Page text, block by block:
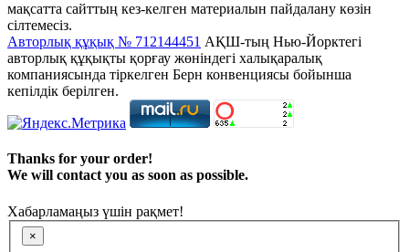
мақсатта сайттың кез-келген материалын пайдалану көзін
сілтемесіз.
Авторлық құқық № 712144451 АҚШ-тың Нью-Йорктегі
авторлық құқықты қорғау жөніндегі халықаралық
компаниясында тіркелген Берн конвенциясы бойынша
кепілдік берілген.
Thanks for your order!
We will contact you as soon as possible.
Хабарламаңыз үшін рақмет!
×